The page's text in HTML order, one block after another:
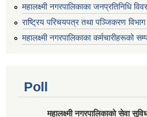
महालक्ष्मी नगरपालिकाका जनप्रतिनिधि
राष्ट्रिय परिचयपत्र तथा पञ्जिकरण विभाग
महालक्ष्मी नगरपालिकाका कर्मचारीहरूको
Poll
महालक्ष्मी नगरपालिकाको सेवा